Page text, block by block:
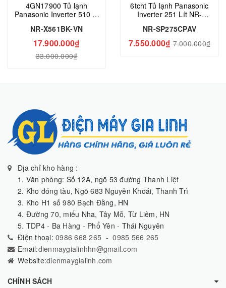
4GN17900 Tủ lạnh
Panasonic Inverter 510 lít
NR-X561BK-VN​
17.900.000₫
33.000.000₫
6tcht Tủ lạnh Panasonic
Inverter 251 Lít NR-
NR-SP275CPAV
7.550.000₫ 7.000.000₫
Địa chỉ kho hàng :
1. Văn phòng: Số 12A, ngõ 53 đường Thanh Liệt
2. Kho đóng tàu, Ngõ 683 Nguyễn Khoái, Thanh Trì
3. Kho H1 số 980 Bạch Đằng, HN
4. Đường 70, miếu Nha, Tây Mỗ, Từ Liêm, HN
5. TDP4 - Ba Hàng - Phổ Yên - Thái Nguyên
Điện thoại: 0986 668 265 -0985 566 265
Email:dienmaygialinhhn@gmail.com
Website:dienmaygialinh.com
CHÍNH SÁCH